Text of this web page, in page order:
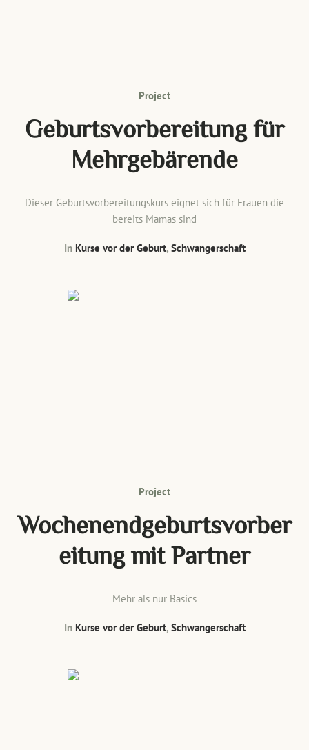
Project
Geburtsvorbereitung für
Mehrgebärende
Dieser Geburtsvorbereitungskurs eignet sich für Frauen die
bereits Mamas sind
In Kurse vor der Geburt, Schwangerschaft
Project
Wochenendgeburtsvorber
eitung mit Partner
Mehr als nur Basics
In Kurse vor der Geburt, Schwangerschaft